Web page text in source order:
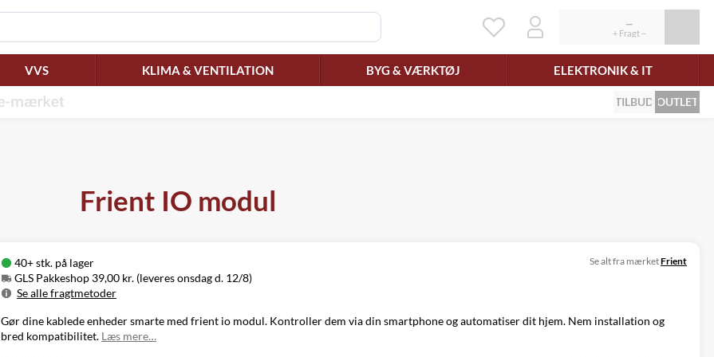
VVS KLIMA & VENTILATION BYG & VÆRKTØJ ELEKTRONIK & IT
TILBUD OUTLET
Frient IO modul
40+ stk. på lager
GLS Pakkeshop 39,00 kr. (leveres onsdag d. 12/8)
Se alle fragtmetoder
Metode
Pris
Leveres
GLS Pakkeshop
39,00 kr.
Se alt fra mærketFrient
Gør dine kablede enheder smarte med frient io modul. Kontroller dem via din smartphone og automatiser dit hjem. Nem installation og
bred kompatibilitet. Læs mere…